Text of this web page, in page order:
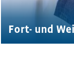
Fort- und